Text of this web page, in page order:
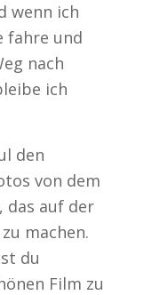
wenn ich
fahre und
nach
ich
den
von dem
das auf der
machen.
du
Film zu